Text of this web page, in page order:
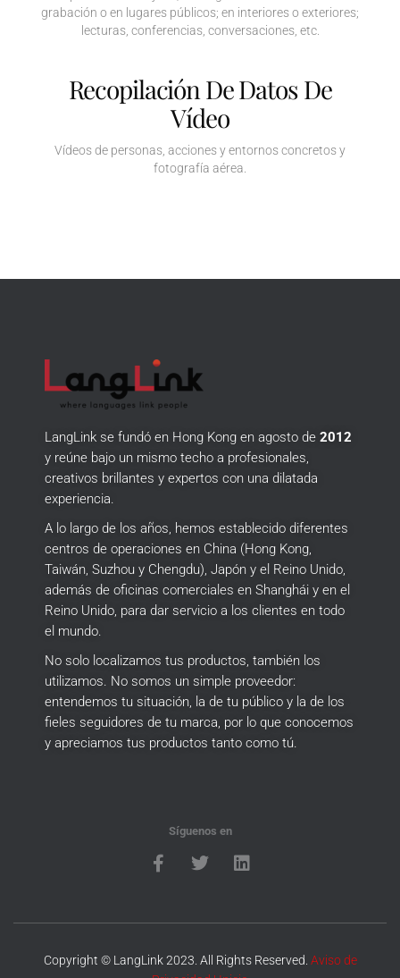
grabación o en lugares públicos; en interiores o exteriores;
lecturas, conferencias, conversaciones, etc.
Recopilación De Datos De
Vídeo
Vídeos de personas, acciones y entornos concretos y
fotografía aérea.
LangLink se fundó en Hong Kong en agosto de 2012
y reúne bajo un mismo techo a profesionales,
creativos brillantes y expertos con una dilatada
experiencia.
A lo largo de los años, hemos establecido diferentes
centros de operaciones en China (Hong Kong,
Taiwán, Suzhou y Chengdu), Japón y el Reino Unido,
además de oficinas comerciales en Shanghái y en el
Reino Unido, para dar servicio a los clientes en todo
el mundo.
No solo localizamos tus productos, también los
utilizamos. No somos un simple proveedor:
entendemos tu situación, la de tu público y la de los
fieles seguidores de tu marca, por lo que conocemos
y apreciamos tus productos tanto como tú.
Síguenos en
Copyright © LangLink 2023. All Rights Reserved. Aviso de